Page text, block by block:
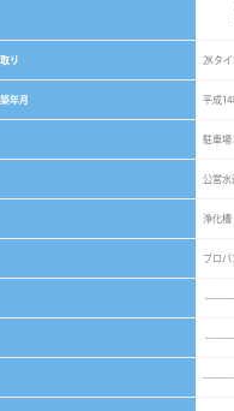
3階
合計
り 2Kタ
年月 平成14
駐車
公営水
浄化槽
プロパ